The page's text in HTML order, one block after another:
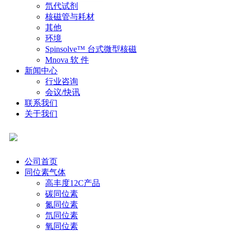
氘代试剂
核磁管与耗材
其他
环境
Spinsolve™ 台式微型核磁
Mnova 软 件
新闻中心
行业咨询
会议/快讯
联系我们
关于我们
公司首页
同位素气体
高丰度12C产品
碳同位素
氮同位素
氘同位素
氧同位素